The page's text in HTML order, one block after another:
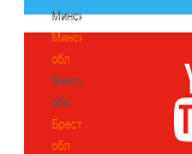
Минск
Минская
обл
Минская
обл
Брестская
обл